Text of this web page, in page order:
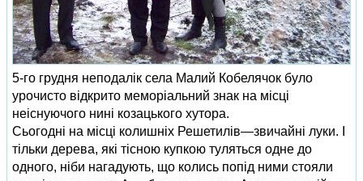
5‑го грудня неподалік села Малий Кобелячок було
урочисто відкрито меморіальний знак на місці
неіснуючого нині козацького хутора.
Сьогодні на місці колишніх Решетилів—звичайні луки. І
тільки дерева, які тісною купкою туляться одне до
одного, ніби нагадують, що колись попід ними стояли